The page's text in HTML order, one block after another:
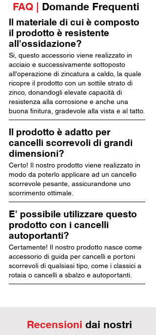
FAQ | Domande Frequenti
Il materiale di cui è composto
il prodotto è resistente
all'ossidazione?
Si, questo accessorio viene realizzato in
acciaio e successivamente sottoposto
all'operazione di zincatura a caldo, la quale
ricopre il prodotto con un sottile strato di
zinco, donandogli elevate capacità di
resistenza alla corrosione e anche una
buona finitura, gradevole alla vista e al tatto.
Il prodotto è adatto per
cancelli scorrevoli di grandi
dimensioni?
Certo! Il nostro prodotto viene realizzato in
modo da poterlo applicare ad un cancello
scorrevole pesante, assicurandone uno
scorrimento ottimale.
E' possibile utilizzare questo
prodotto con i cancelli
autoportanti?
Certamente! Il nostro prodotto nasce come
accessorio di guida per cancelli e portoni
scorrevoli di qualsiasi tipo, come i classici a
rotaia o cancelli a sbalzo e autoportanti.
Recensioni dai nostri